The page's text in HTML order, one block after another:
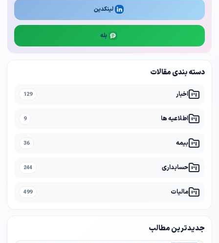
لینکدین
بله
دسته بندی مقالات
اخبار 129
اطلاعیه ها 9
بیمه 36
حسابداری 244
مالیات 499
جدیدترین مطالب